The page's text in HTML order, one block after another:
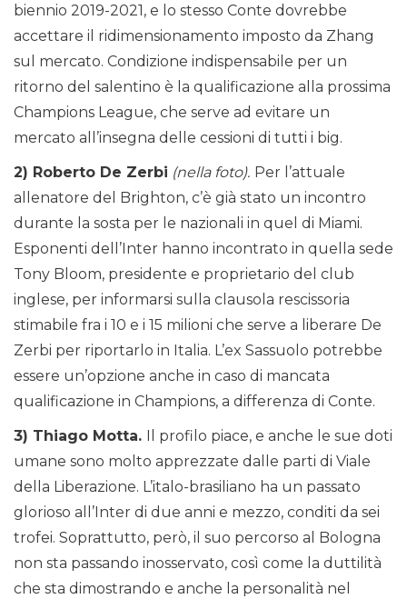
biennio 2019-2021, e lo stesso Conte dovrebbe
accettare il ridimensionamento imposto da Zhang
sul mercato. Condizione indispensabile per un
ritorno del salentino è la qualificazione alla prossima
Champions League, che serve ad evitare un
mercato all’insegna delle cessioni di tutti i big.
2) Roberto De Zerbi (nella foto). Per l’attuale
allenatore del Brighton, c’è già stato un incontro
durante la sosta per le nazionali in quel di Miami.
Esponenti dell’Inter hanno incontrato in quella sede
Tony Bloom, presidente e proprietario del club
inglese, per informarsi sulla clausola rescissoria
stimabile fra i 10 e i 15 milioni che serve a liberare De
Zerbi per riportarlo in Italia. L’ex Sassuolo potrebbe
essere un’opzione anche in caso di mancata
qualificazione in Champions, a differenza di Conte.
3) Thiago Motta. Il profilo piace, e anche le sue doti
umane sono molto apprezzate dalle parti di Viale
della Liberazione. L’italo-brasiliano ha un passato
glorioso all’Inter di due anni e mezzo, conditi da sei
trofei. Soprattutto, però, il suo percorso al Bologna
non sta passando inosservato, così come la duttilità
che sta dimostrando e anche la personalità nel